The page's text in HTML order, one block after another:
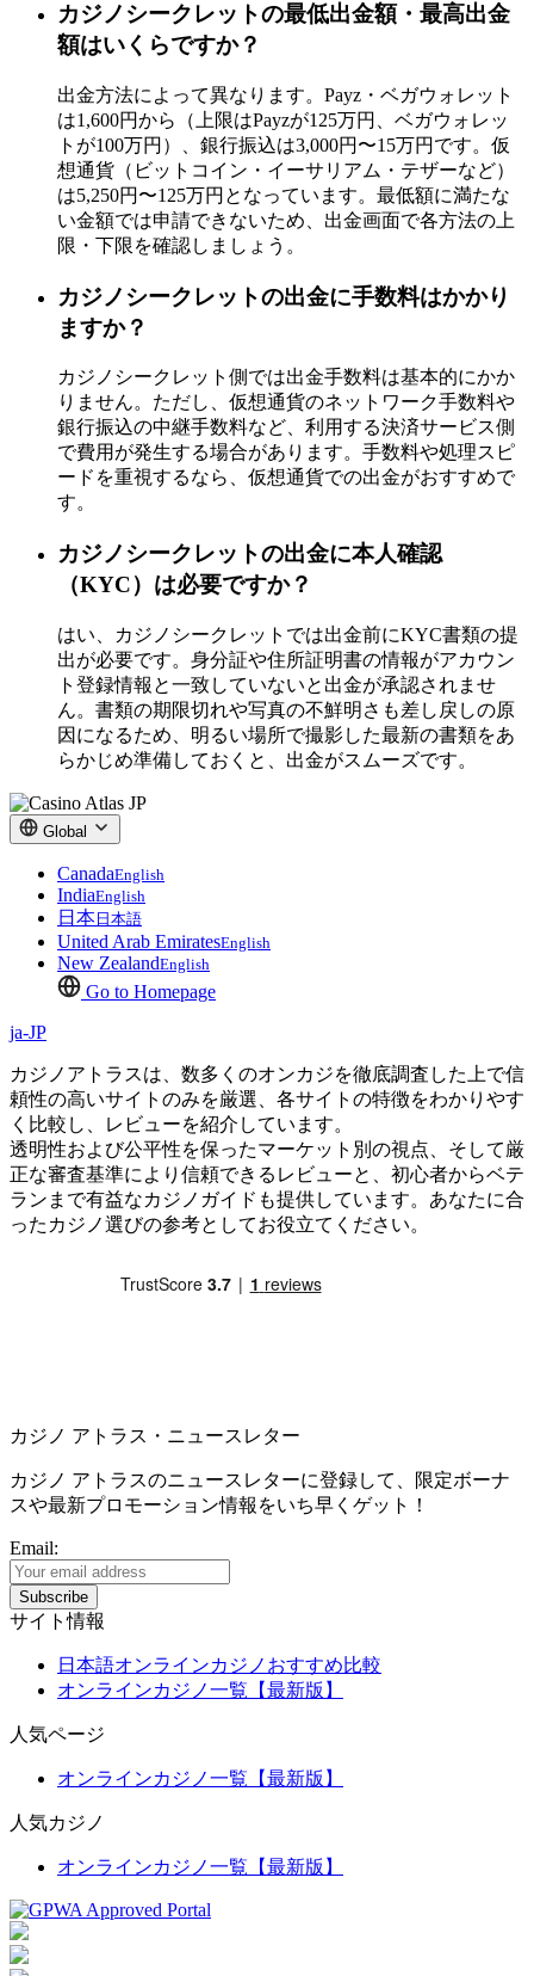
カジノシークレットの最低出金額・最高出金
額はいくらですか？
出金方法によって異なります。Payz・ベガウォレット
は1,600円から（上限はPayzが125万円、ベガウォレッ
トが100万円）、銀行振込は3,000円〜15万円です。仮
想通貨（ビットコイン・イーサリアム・テザーなど）
は5,250円〜125万円となっています。最低額に満たな
い金額では申請できないため、出金画面で各方法の上
限・下限を確認しましょう。
カジノシークレットの出金に手数料はかかり
ますか？
カジノシークレット側では出金手数料は基本的にかか
りません。ただし、仮想通貨のネットワーク手数料や
銀行振込の中継手数料など、利用する決済サービス側
で費用が発生する場合があります。手数料や処理スピ
ードを重視するなら、仮想通貨での出金がおすすめで
す。
カジノシークレットの出金に本人確認
（KYC）は必要ですか？
はい、カジノシークレットでは出金前にKYC書類の提
出が必要です。身分証や住所証明書の情報がアカウン
ト登録情報と一致していないと出金が承認されませ
ん。書類の期限切れや写真の不鮮明さも差し戻しの原
因になるため、明るい場所で撮影した最新の書類をあ
らかじめ準備しておくと、出金がスムーズです。
Global
CanadaEnglish
IndiaEnglish
日本 日本語
United Arab EmiratesEnglish
New ZealandEnglish
Go to Homepage
ja-JP
カジノアトラスは、数多くのオンカジを徹底調査した上で信
頼性の高いサイトのみを厳選、各サイトの特徴をわかりやす
く比較し、レビューを紹介しています。
透明性および公平性を保ったマーケット別の視点、そして厳
正な審査基準により信頼できるレビューと、初心者からベテ
ランまで有益なカジノガイドも提供しています。あなたに合
ったカジノ選びの参考としてお役立てください。
カジノ アトラス・ニュースレター
カジノ アトラスのニュースレターに登録して、限定ボーナ
スや最新プロモーション情報をいち早くゲット！
Email:
サイト情報
日本語オンラインカジノおすすめ比較
オンラインカジノ一覧【最新版】
人気ページ
オンラインカジノ一覧【最新版】
人気カジノ
オンラインカジノ一覧【最新版】